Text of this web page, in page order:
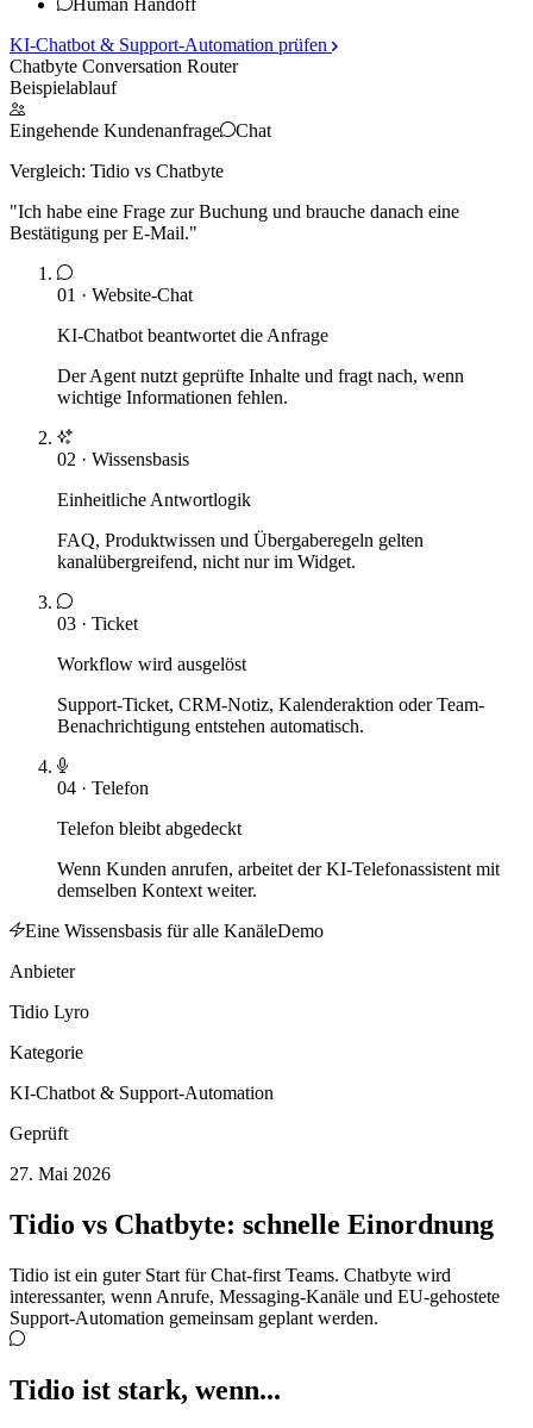
KI-Chatbot & Support-Automation prüfen
Chatbyte Conversation Router
Beispielablauf
Eingehende Kundenanfrage
Chat
Vergleich: Tidio vs Chatbyte
"Ich habe eine Frage zur Buchung und brauche danach eine
Bestätigung per E-Mail."
01 · Website-Chat
KI-Chatbot beantwortet die Anfrage
Der Agent nutzt geprüfte Inhalte und fragt nach, wenn
wichtige Informationen fehlen.
02 · Wissensbasis
Einheitliche Antwortlogik
FAQ, Produktwissen und Übergaberegeln gelten
kanalübergreifend, nicht nur im Widget.
03 · Ticket
Workflow wird ausgelöst
Support-Ticket, CRM-Notiz, Kalenderaktion oder Team-
Benachrichtigung entstehen automatisch.
04 · Telefon
Telefon bleibt abgedeckt
Wenn Kunden anrufen, arbeitet der KI-Telefonassistent mit
demselben Kontext weiter.
Eine Wissensbasis für alle KanäleDemo
Anbieter
Tidio Lyro
Kategorie
KI-Chatbot & Support-Automation
Geprüft
27. Mai 2026
Tidio vs Chatbyte: schnelle Einordnung
Tidio ist ein guter Start für Chat-first Teams. Chatbyte wird
interessanter, wenn Anrufe, Messaging-Kanäle und EU-gehostete
Support-Automation gemeinsam geplant werden.
Tidio ist stark, wenn...